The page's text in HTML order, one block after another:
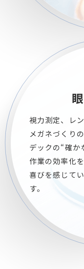
視力測定、レ
メガネづくり
デックの“確か
作業の効率化
喜びを感じて
す。